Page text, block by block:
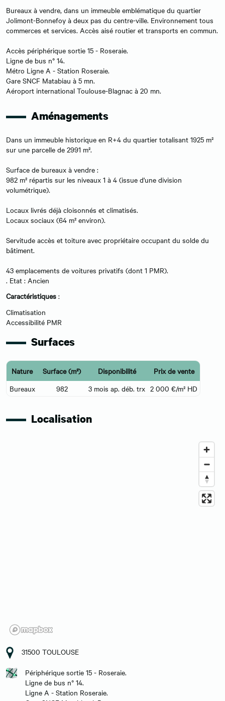
Bureaux à vendre, dans un immeuble emblématique du quartier
Jolimont-Bonnefoy à deux pas du centre-ville. Environnement tous
commerces et services. Accès aisé routier et transports en commun.
Accès périphérique sortie 15 - Roseraie.
Ligne de bus n° 14.
Métro Ligne A - Station Roseraie.
Gare SNCF Matabiau à 5 mn.
Aéroport international Toulouse-Blagnac à 20 mn.
Aménagements
Dans un immeuble historique en R+4 du quartier totalisant 1925 m²
sur une parcelle de 2991 m².
Surface de bureaux à vendre :
982 m² répartis sur les niveaux 1 à 4 (issue d'une division
volumétrique).
Locaux livrés déjà cloisonnés et climatisés.
Locaux sociaux (64 m² environ).
Servitude accès et toiture avec propriétaire occupant du solde du
bâtiment.
43 emplacements de voitures privatifs (dont 1 PMR).
. Etat : Ancien
Caractéristiques :
Climatisation
Accessibilité PMR
Surfaces
Nature Surface (m²) Disponibilité
Prix de vente
Bureaux
982 3 mois ap. déb. trx 2 000 €/m² HD
Localisation
31500 TOULOUSE
Périphérique sortie 15 - Roseraie.
Ligne de bus n° 14.
Ligne A - Station Roseraie.